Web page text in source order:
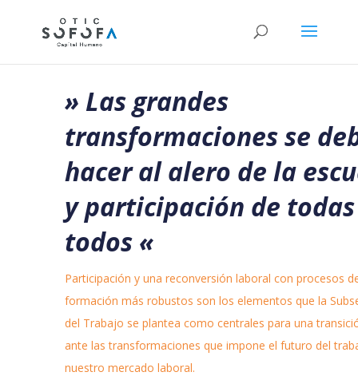
» Las grandes
transformaciones se
hacer al alero de la
y participación de
todos «
Participación y una reconversión laboral con procesos
formación más robustos son los elementos que la
del Trabajo se plantea como centrales para una
ante las transformaciones que impone el futuro del
nuestro mercado laboral.